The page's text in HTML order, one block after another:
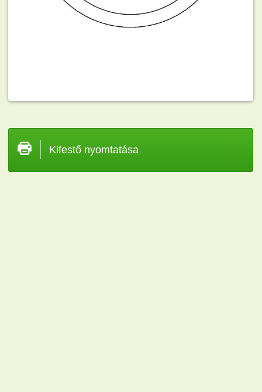
Kifestő nyomtatása